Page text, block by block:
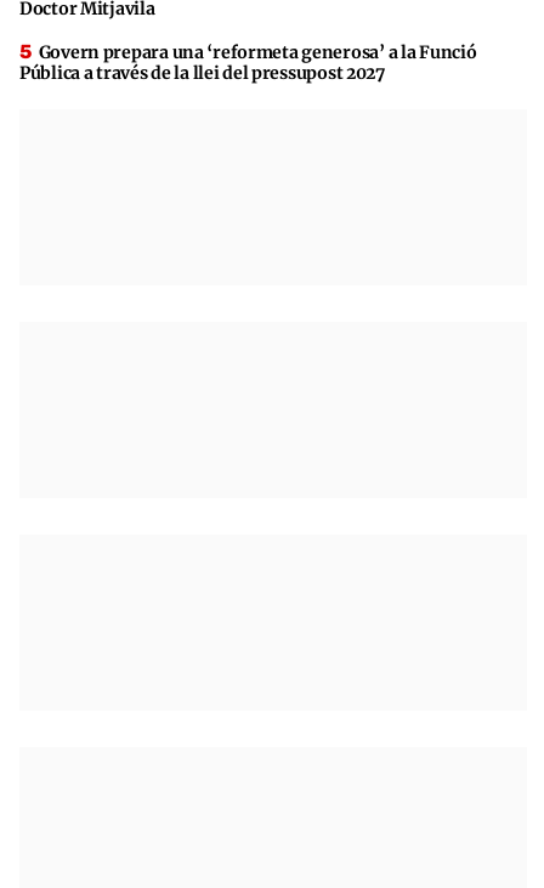
Doctor Mitjavila
Govern prepara una ‘reformeta generosa’ a la Funció
Pública a través de la llei del pressupost 2027